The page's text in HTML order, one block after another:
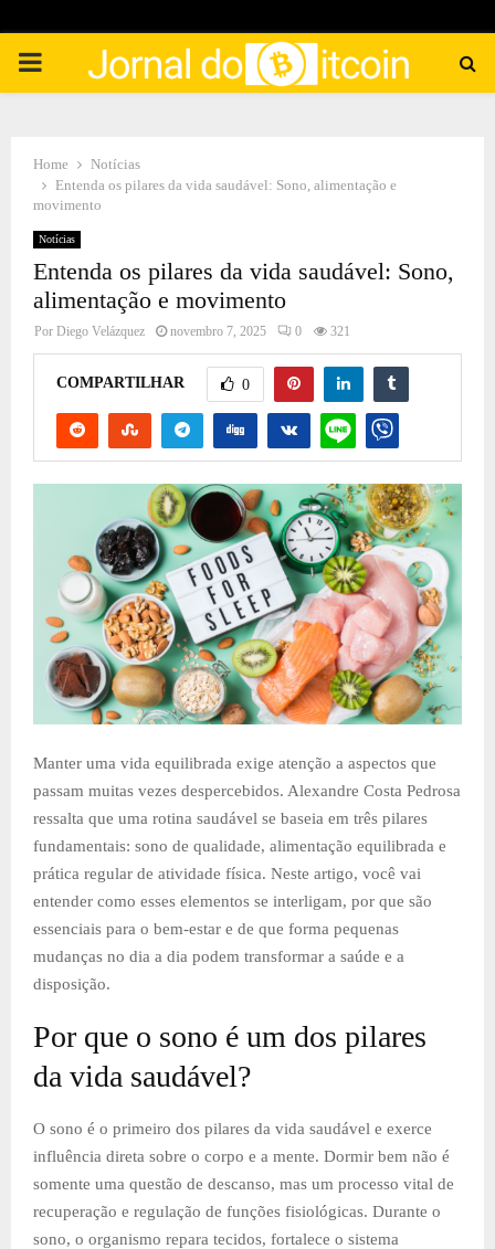
PRIMARY
Home
Notícias
Entenda os pilares da vida saudável: Sono, alimentação e
movimento
Notícias
Entenda os pilares da vida saudável: Sono,
alimentação e movimento
Por Diego Velázquez novembro 7, 2025 0 321
COMPARTILHAR 0
Manter uma vida equilibrada exige atenção a aspectos que
passam muitas vezes despercebidos. Alexandre Costa Pedrosa
ressalta que uma rotina saudável se baseia em três pilares
fundamentais: sono de qualidade, alimentação equilibrada e
prática regular de atividade física. Neste artigo, você vai
entender como esses elementos se interligam, por que são
essenciais para o bem-estar e de que forma pequenas
mudanças no dia a dia podem transformar a saúde e a
disposição.
Por que o sono é um dos pilares
da vida saudável?
O sono é o primeiro dos pilares da vida saudável e exerce
influência direta sobre o corpo e a mente. Dormir bem não é
somente uma questão de descanso, mas um processo vital de
recuperação e regulação de funções fisiológicas. Durante o
sono, o organismo repara tecidos, fortalece o sistema